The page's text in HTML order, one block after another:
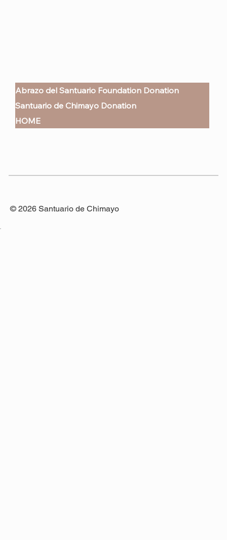
Abrazo del Santuario Foundation Donation
Santuario de Chimayo Donation
HOME
© 2026 Santuario de Chimayo